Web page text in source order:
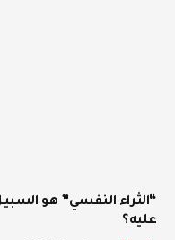
“الثراء النفسي” هو
عليه؟